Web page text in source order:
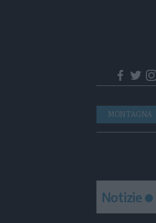
Navigazione
principale
MONTAGNA
Notizie